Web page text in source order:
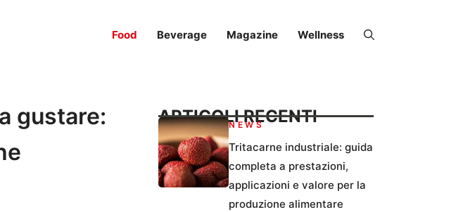
Food Beverage Magazine Wellness
gustare:
ARTICOLI RECENTI
NEWS
Tritacarne industriale: guida
completa a prestazioni,
applicazioni e valore per la
produzione alimentare